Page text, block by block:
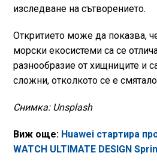
изследване на сътворението.
Откритието може да показва,
морски екосистеми са се
разнообразие от хищниците и
сложни, отколкото се е
Снимка: Unsplash
Виж още: Huawei стартира
WATCH ULTIMATE DESIGN